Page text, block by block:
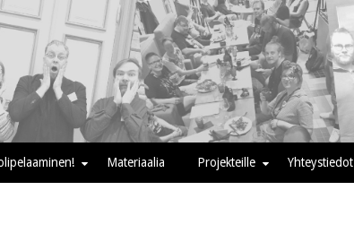
Materiaalia Projekteille Yhteystiedot